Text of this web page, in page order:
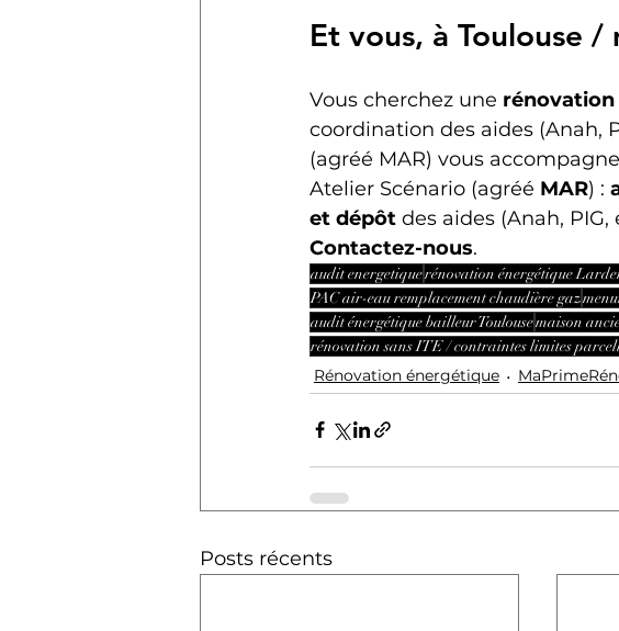
Et vous, à Toulouse
Vous cherchez une rénovation
coordination des aides (Anah,
(agréé MAR) vous
Atelier Scénario (agréé MAR) :
et dépôt des aides (Anah, PIG,
Contactez-nous.
audit energetiquerénovation énergétique
PAC air-eau remplacement chaudière gaz
audit énergétique bailleur Toulousemaison
rénovation sans ITE / contraintes limites
Rénovation énergétique
Posts récents